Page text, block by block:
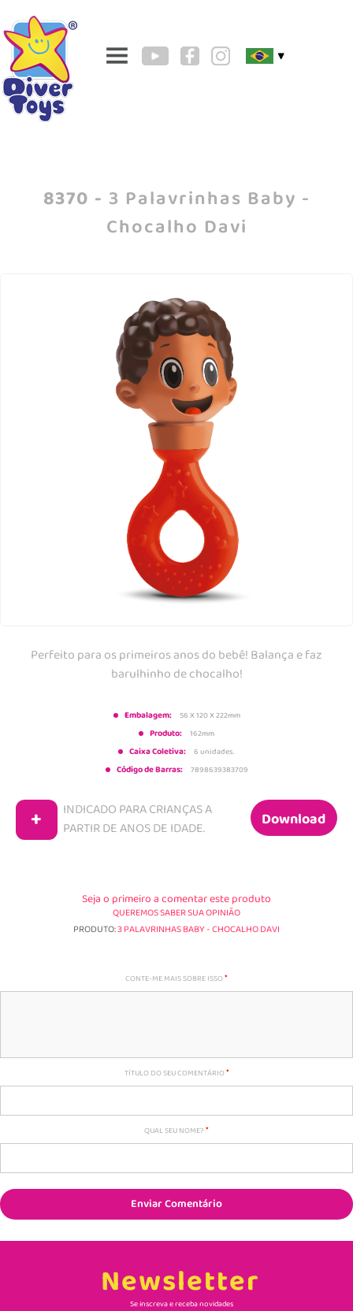
▼
8370 - 3 Palavrinhas Baby -
Chocalho Davi
Perfeito para os primeiros anos do bebê! Balança e faz
barulhinho de chocalho!
Embalagem: 56 X 120 X 222mm
Produto: 162mm
Caixa Coletiva: 6 unidades.
Código de Barras: 7898639383709
+
INDICADO PARA CRIANÇAS A
PARTIR DEANOS DE IDADE. Download
Seja o primeiro a comentar este produto
QUEREMOS SABER SUA OPINIÃO
PRODUTO:3 PALAVRINHAS BABY - CHOCALHO DAVI
CONTE-ME MAIS SOBRE ISSO
TÍTULO DO SEU COMENTÁRIO
QUAL SEU NOME?
Enviar Comentário
Newsletter
Se inscreva e receba novidades